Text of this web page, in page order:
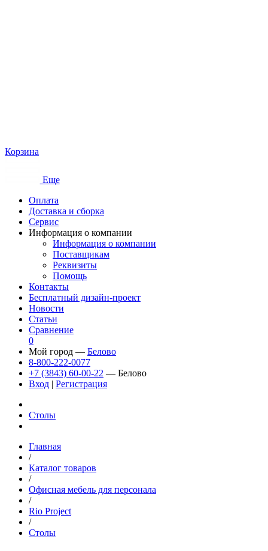
Корзина
Еще
Оплата
Доставка и сборка
Сервис
Информация о компании
Информация о компании
Поставщикам
Реквизиты
Помощь
Контакты
Бесплатный дизайн-проект
Новости
Статьи
Сравнение
0
Мой город — Белово
8-800-222-0077
+7 (3843) 60-00-22 — Белово
Вход | Регистрация
Столы
Главная
/
Каталог товаров
/
Офисная мебель для персонала
/
Rio Project
/
Столы